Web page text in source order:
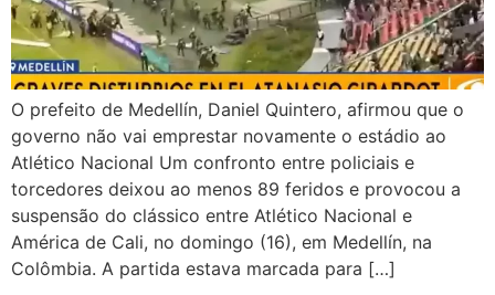
O prefeito de Medellín, Daniel Quintero, afirmou que o
governo não vai emprestar novamente o estádio ao
Atlético Nacional Um confronto entre policiais e
torcedores deixou ao menos 89 feridos e provocou a
suspensão do clássico entre Atlético Nacional e
América de Cali, no domingo (16), em Medellín, na
Colômbia. A partida estava marcada para […]